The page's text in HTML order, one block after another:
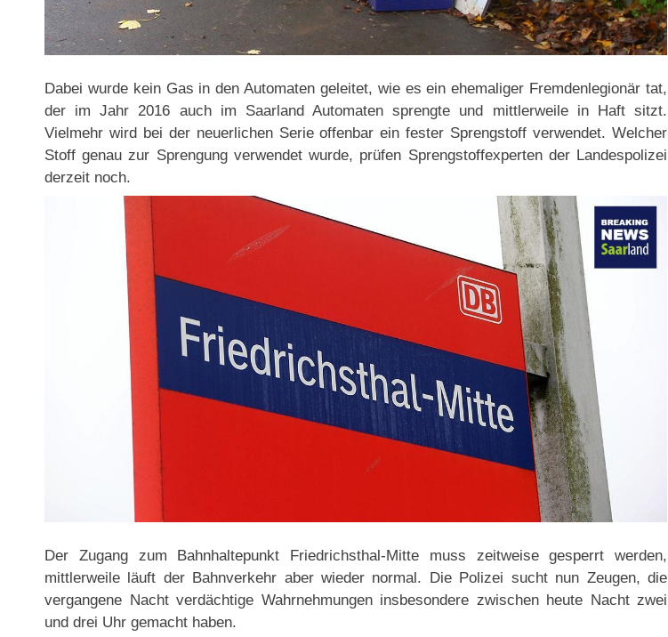
Dabei wurde kein Gas in den Automaten geleitet, wie es ein ehemaliger Fremdenlegionär tat,
der im Jahr 2016 auch im Saarland Automaten sprengte und mittlerweile in Haft sitzt.
Vielmehr wird bei der neuerlichen Serie offenbar ein fester Sprengstoff verwendet. Welcher
Stoff genau zur Sprengung verwendet wurde, prüfen Sprengstoffexperten der Landespolizei
derzeit noch.
Der Zugang zum Bahnhaltepunkt Friedrichsthal-Mitte muss zeitweise gesperrt werden,
mittlerweile läuft der Bahnverkehr aber wieder normal. Die Polizei sucht nun Zeugen, die
vergangene Nacht verdächtige Wahrnehmungen insbesondere zwischen heute Nacht zwei
und drei Uhr gemacht haben.